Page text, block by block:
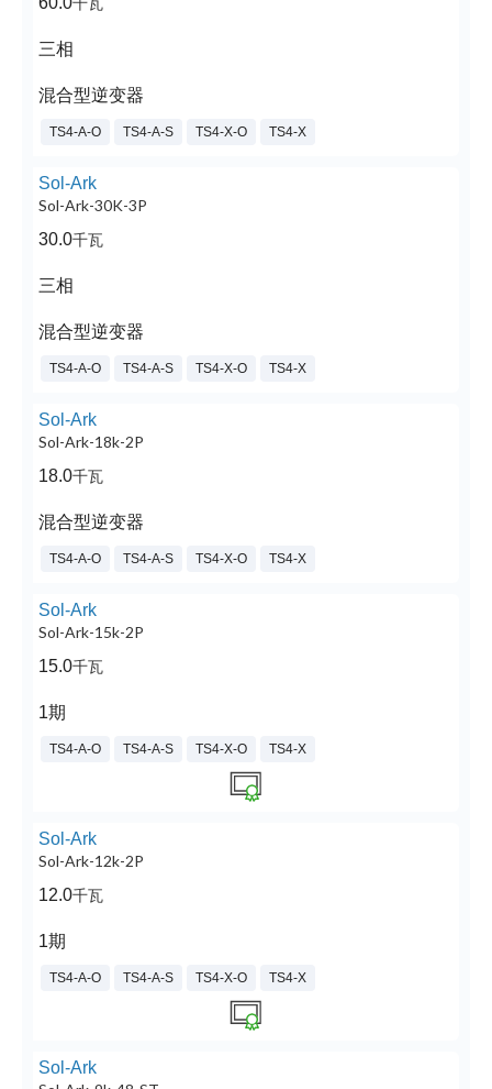
三相
混合型逆变器
TS4-A-O TS4-A-S TS4-X-O TS4-X
Sol-Ark
Sol-Ark-30K-3P
30.0千瓦
三相
混合型逆变器
TS4-A-O TS4-A-S TS4-X-O TS4-X
Sol-Ark
Sol-Ark-18k-2P
18.0千瓦
混合型逆变器
TS4-A-O TS4-A-S TS4-X-O TS4-X
Sol-Ark
Sol-Ark-15k-2P
15.0千瓦
1期
TS4-A-O TS4-A-S TS4-X-O TS4-X
Sol-Ark
Sol-Ark-12k-2P
12.0千瓦
1期
TS4-A-O TS4-A-S TS4-X-O TS4-X
Sol-Ark